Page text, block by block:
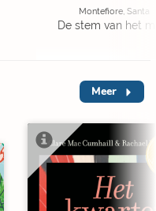
Montefiore, Santa
De stem van het
Meer